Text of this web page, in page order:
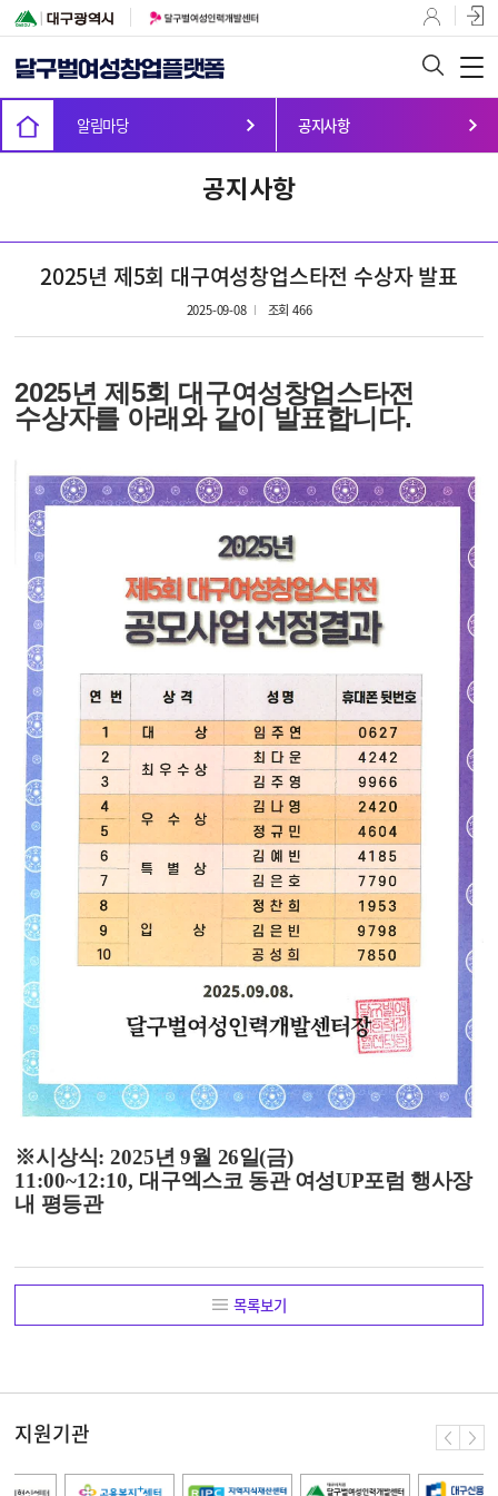
알림마당 공지사항
공지사항
2025년 제5회 대구여성창업스타전 수상자 발표
2025-09-08 조회 466
2025년 제5회 대구여성창업스타전
수상자를 아래와 같이 발표합니다.
※시상식: 2025년9월 26일(금)
11:00~12:10, 대구엑스코 동관 여성UP포럼 행사장
내 평등관
목록보기
지원기관